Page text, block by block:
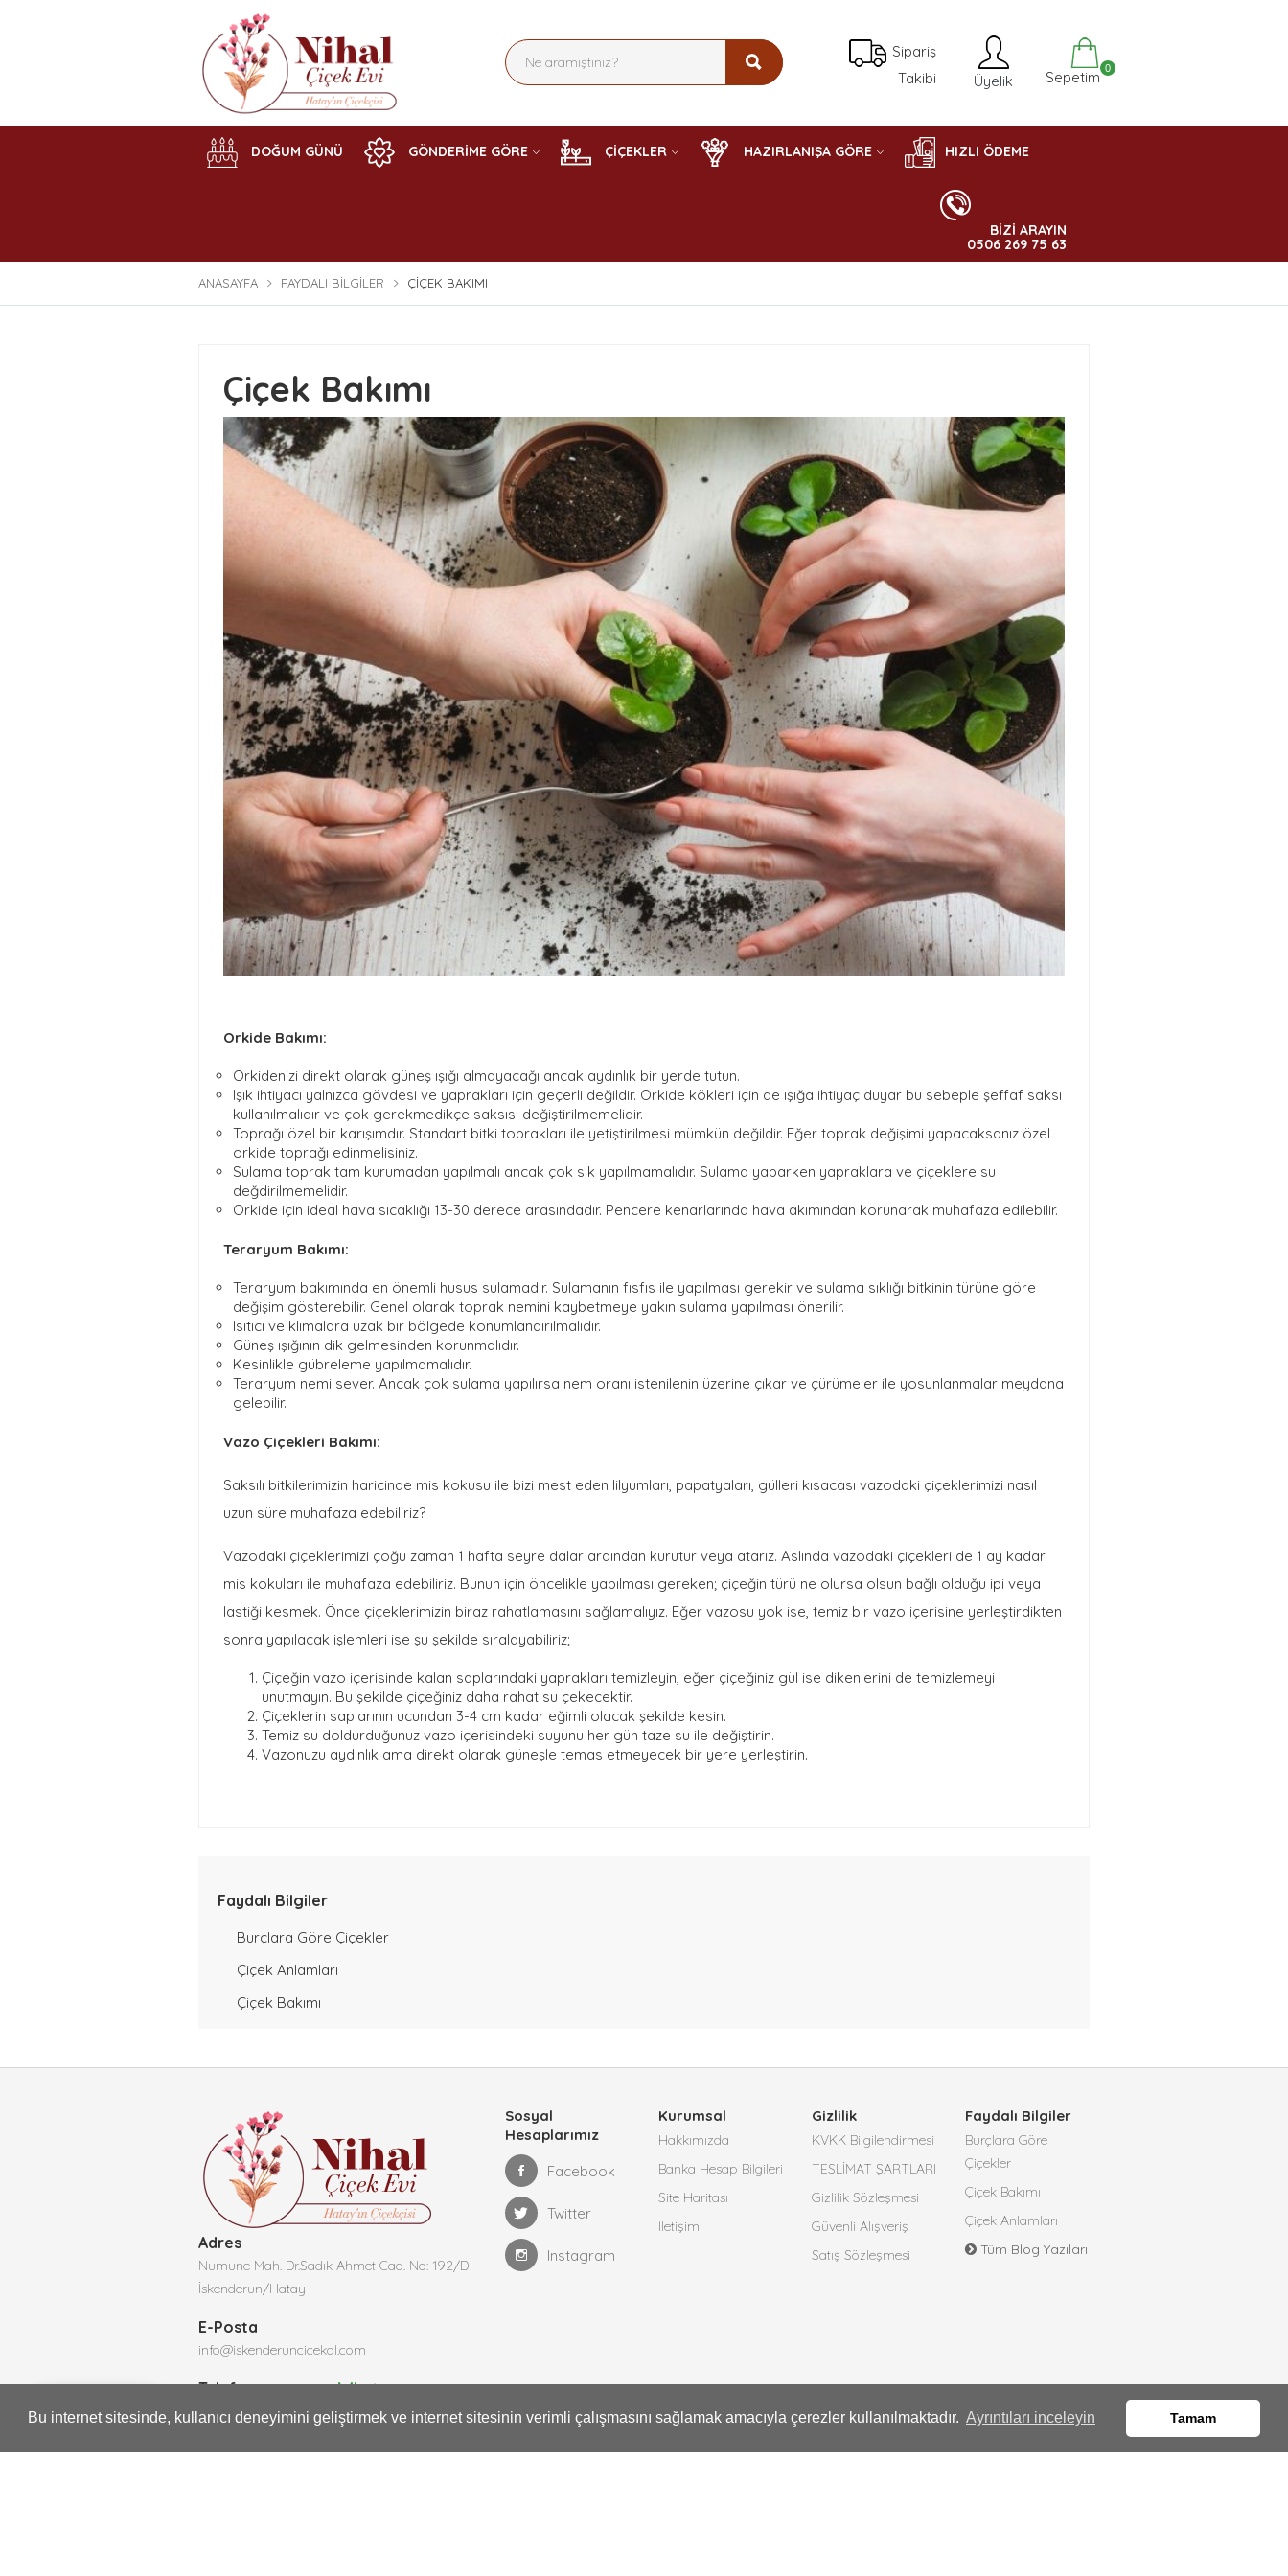
Bu internet sitesinde, kullanıcı deneyimini geliştirmek ve internet sitesinin verimli çalışmasını sağlamak amacıyla çerezler kullanılmaktadır. Ayrıntıları inceleyin Tamam
Sipariş
Takibi
Üyelik Sepetim 0
DOĞUM GÜNÜ GÖNDERİME GÖRE ÇİÇEKLER HAZIRLANIŞA GÖRE HIZLI ÖDEME
BİZİ ARAYIN
0506 269 75 63
ANASAYFA FAYDALI BILGILER ÇIÇEK BAKIMI
Faydalı Bilgiler
Burçlara Göre Çiçekler
Çiçek Anlamları
Çiçek Bakımı
Çiçek Bakımı
Orkide Bakımı:
Orkidenizi direkt olarak güneş ışığı almayacağı ancak aydınlık bir yerde tutun.
Işık ihtiyacı yalnızca gövdesi ve yaprakları için geçerli değildir. Orkide kökleri için de ışığa ihtiyaç duyar bu sebeple şeffaf saksı
kullanılmalıdır ve çok gerekmedikçe saksısı değiştirilmemelidir.
Toprağı özel bir karışımdır. Standart bitki toprakları ile yetiştirilmesi mümkün değildir. Eğer toprak değişimi yapacaksanız özel
orkide toprağı edinmelisiniz.
Sulama toprak tam kurumadan yapılmalı ancak çok sık yapılmamalıdır. Sulama yaparken yapraklara ve çiçeklere su
değdirilmemelidir.
Orkide için ideal hava sıcaklığı 13-30 derece arasındadır. Pencere kenarlarında hava akımından korunarak muhafaza edilebilir.
Teraryum Bakımı:
Teraryum bakımında en önemli husus sulamadır. Sulamanın fısfıs ile yapılması gerekir ve sulama sıklığı bitkinin türüne göre
değişim gösterebilir. Genel olarak toprak nemini kaybetmeye yakın sulama yapılması önerilir.
Isıtıcı ve klimalara uzak bir bölgede konumlandırılmalıdır.
Güneş ışığının dik gelmesinden korunmalıdır.
Kesinlikle gübreleme yapılmamalıdır.
Teraryum nemi sever. Ancak çok sulama yapılırsa nem oranı istenilenin üzerine çıkar ve çürümeler ile yosunlanmalar meydana
gelebilir.
Vazo Çiçekleri Bakımı:
Saksılı bitkilerimizin haricinde mis kokusu ile bizi mest eden lilyumları, papatyaları, gülleri kısacası vazodaki çiçeklerimizi nasıl
uzun süre muhafaza edebiliriz?
Vazodaki çiçeklerimizi çoğu zaman 1 hafta seyre dalar ardından kurutur veya atarız. Aslında vazodaki çiçekleri de 1 ay kadar
mis kokuları ile muhafaza edebiliriz. Bunun için öncelikle yapılması gereken; çiçeğin türü ne olursa olsun bağlı olduğu ipi veya
lastiği kesmek. Önce çiçeklerimizin biraz rahatlamasını sağlamalıyız. Eğer vazosu yok ise, temiz bir vazo içerisine yerleştirdikten
sonra yapılacak işlemleri ise şu şekilde sıralayabiliriz;
Çiçeğin vazo içerisinde kalan saplarındaki yaprakları temizleyin, eğer çiçeğiniz gül ise dikenlerini de temizlemeyi
unutmayın. Bu şekilde çiçeğiniz daha rahat su çekecektir.
Çiçeklerin saplarının ucundan 3-4 cm kadar eğimli olacak şekilde kesin.
Temiz su doldurduğunuz vazo içerisindeki suyunu her gün taze su ile değiştirin.
Vazonuzu aydınlık ama direkt olarak güneşle temas etmeyecek bir yere yerleştirin.
Adres
Numune Mah. Dr.Sadık Ahmet Cad. No: 192/D
İskenderun/Hatay
E-Posta
info@iskenderuncicekal.com
Telefon
63
Whatsapp
0506 269
Sosyal
Hesaplarımız
Facebook
Twitter
Instagram
Kurumsal
Hakkımızda
Banka Hesap Bilgileri
Site Haritası
İletişim
Gizlilik
KVKK Bilgilendirmesi
TESLİMAT ŞARTLARI
Gizlilik Sözleşmesi
Güvenli Alışveriş
Satış Sözleşmesi
Faydalı Bilgiler
Burçlara Göre
Çiçekler
Çiçek Bakımı
Çiçek Anlamları
Tüm Blog Yazıları
Whatsapp